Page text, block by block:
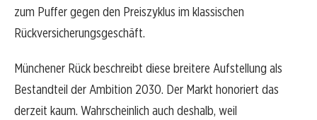
zum Puffer gegen den Preiszyklus im klassischen
Rückversicherungsgeschäft.
Münchener Rück beschreibt diese breitere Aufstellung als
Bestandteil der Ambition 2030. Der Markt honoriert das
derzeit kaum. Wahrscheinlich auch deshalb, weil